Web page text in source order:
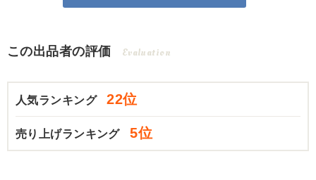
この出品者の評価 Evaluation
人気ランキング 22位
売り上げランキング 5位